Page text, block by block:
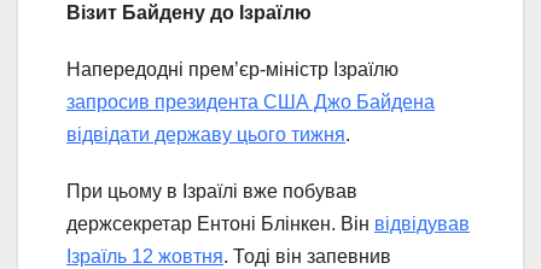
Візит Байдену до Ізраїлю
Напередодні прем’єр-міністр Ізраїлю
запросив президента США Джо Байдена
відвідати державу цього тижня.
При цьому в Ізраїлі вже побував
держсекретар Ентоні Блінкен. Він відвідував
Ізраїль 12 жовтня. Тоді він запевнив